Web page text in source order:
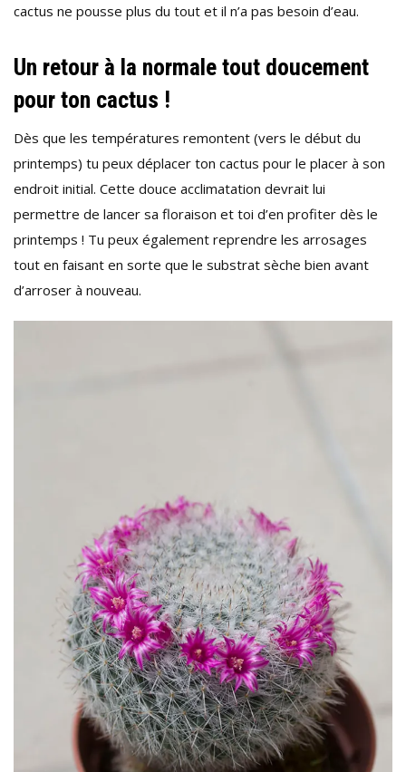
cactus ne pousse plus du tout et il n’a pas besoin d’eau.
Un retour à la normale tout doucement
pour ton cactus !
Dès que les températures remontent (vers le début du
printemps) tu peux déplacer ton cactus pour le placer à son
endroit initial. Cette douce acclimatation devrait lui
permettre de lancer sa floraison et toi d’en profiter dès le
printemps ! Tu peux également reprendre les arrosages
tout en faisant en sorte que le substrat sèche bien avant
d’arroser à nouveau.